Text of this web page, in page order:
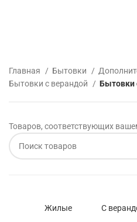
Главная Бытовки
Бытовки с верандой
Бытовки
Товаров, соответствующих
Жилые С